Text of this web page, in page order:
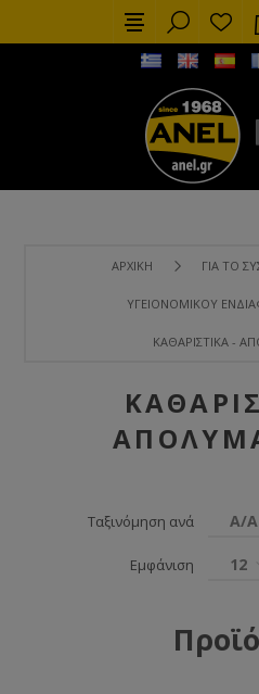
ΑΡΧΙΚΉ ΓΙΑ ΤΟ
ΥΓΕΙΟΝΟΜΙΚΟΎ
ΚΑΘΑΡΙΣΤΙΚΆ -
Ταξινόμηση ανά Α/Α
Εμφάνιση 12